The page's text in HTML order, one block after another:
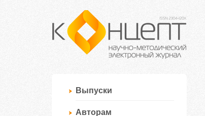
Выпуски
Авторам